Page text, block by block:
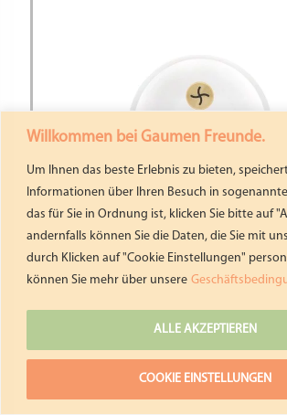
Willkommen bei Gaumen Freunde.
Um Ihnen das beste Erlebnis zu bieten,
Informationen über Ihren Besuch in
das für Sie in Ordnung ist, klicken Sie bitte auf
andernfalls können Sie die Daten, die Sie mit
durch Klicken auf "Cookie Einstellungen"
können Sie mehr über unsere
COOKIE EINSTELLUNGEN
ALLE AKZEPTIEREN
FUSILLI 4P MATRIZE PRO-
PHILIPS PASTAMAKER
7000 SERIES – 9 MM POM/
26,90€